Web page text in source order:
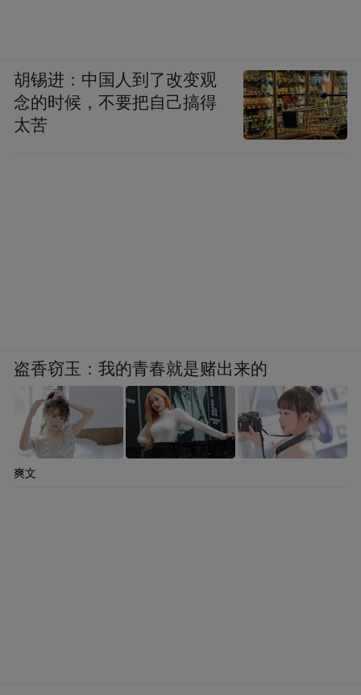
胡锡进：中国人到了改变观
念的时候，不要把自己搞得
太苦
盗香窃玉：我的青春就是赌出来的
爽文